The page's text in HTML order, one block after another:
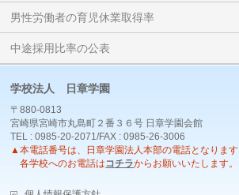
男性労働者の育児休業取得率
中途採用比率の公表
学校法人 日章学園
〒880-0813
宮崎県宮崎市丸島町２番３６号 日章学園会館
TEL : 0985-20-2071/FAX : 0985-26-3006
▲本電話番号は、日章学園法人本部の電話となります
各学校へのお電話は コチラからお願いいたします。